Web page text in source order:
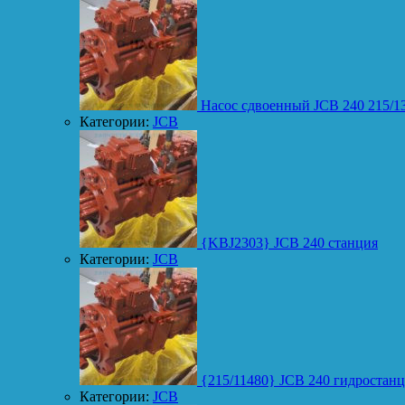
Насос сдвоенный JCB 240 215/
Категории: JCB
{KBJ2303} JCB 240 станция
Категории: JCB
{215/11480} JCB 240
Категории: JCB